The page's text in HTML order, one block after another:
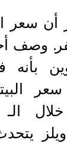
أن سعر
وصف